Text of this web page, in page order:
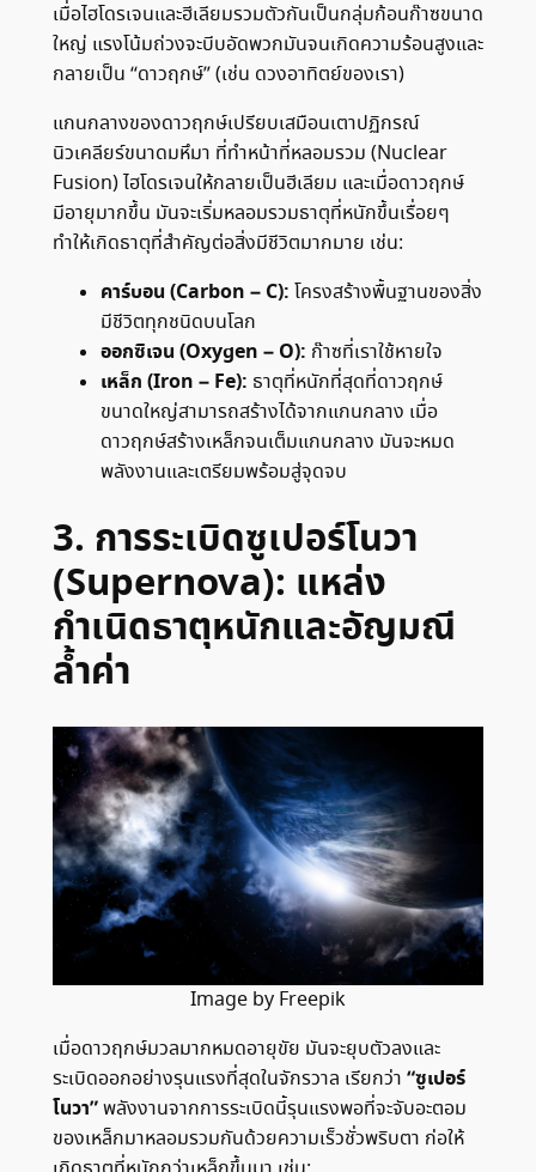
เมื่อไฮโดรเจนและฮีเลียมรวมตัวกันเป็นกลุ่มก้อนก๊าซขนาด
ใหญ่ แรงโน้มถ่วงจะบีบอัดพวกมันจนเกิดความร้อนสูงและ
กลายเป็น “ดาวฤกษ์” (เช่น ดวงอาทิตย์ของเรา)
แกนกลางของดาวฤกษ์เปรียบเสมือนเตาปฏิกรณ์
นิวเคลียร์ขนาดมหึมา ที่ทำหน้าที่หลอมรวม (Nuclear
Fusion) ไฮโดรเจนให้กลายเป็นฮีเลียม และเมื่อดาวฤกษ์
มีอายุมากขึ้น มันจะเริ่มหลอมรวมธาตุที่หนักขึ้นเรื่อยๆ
ทำให้เกิดธาตุที่สำคัญต่อสิ่งมีชีวิตมากมาย เช่น:
คาร์บอน (Carbon – C): โครงสร้างพื้นฐานของสิ่ง
มีชีวิตทุกชนิดบนโลก
ออกซิเจน (Oxygen – O): ก๊าซที่เราใช้หายใจ
เหล็ก (Iron – Fe): ธาตุที่หนักที่สุดที่ดาวฤกษ์
ขนาดใหญ่สามารถสร้างได้จากแกนกลาง เมื่อ
ดาวฤกษ์สร้างเหล็กจนเต็มแกนกลาง มันจะหมด
พลังงานและเตรียมพร้อมสู่จุดจบ
3. การระเบิดซูเปอร์โนวา
(Supernova): แหล่ง
กำเนิดธาตุหนักและอัญมณี
ล้ำค่า
Image by Freepik
เมื่อดาวฤกษ์มวลมากหมดอายุขัย มันจะยุบตัวลงและ
ระเบิดออกอย่างรุนแรงที่สุดในจักรวาล เรียกว่า “ซูเปอร์
โนวา”พลังงานจากการระเบิดนี้รุนแรงพอที่จะจับอะตอม
ของเหล็กมาหลอมรวมกันด้วยความเร็วชั่วพริบตา ก่อให้